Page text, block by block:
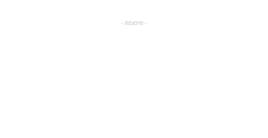
- פרסומת -